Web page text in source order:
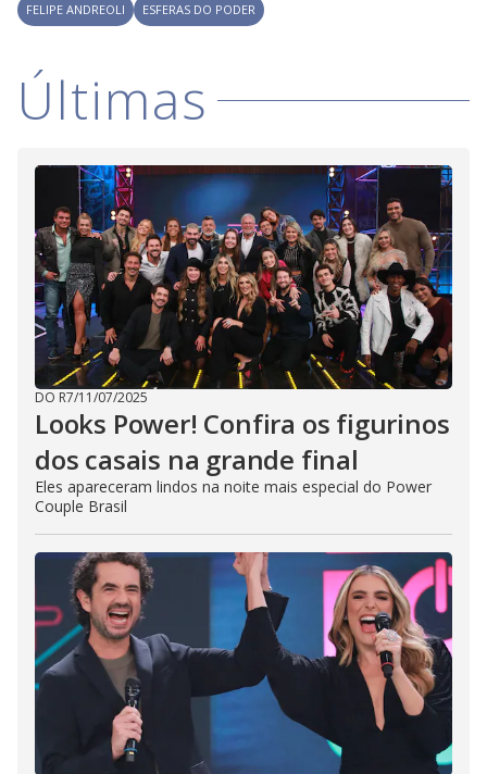
FELIPE ANDREOLI
ESFERAS DO PODER
Últimas
DO R7/11/07/2025
Looks Power! Confira os figurinos
dos casais na grande final
Eles apareceram lindos na noite mais especial do Power
Couple Brasil